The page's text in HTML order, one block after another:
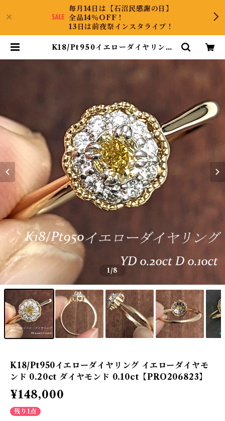
毎月14日は【石沼民感謝の日】
全品14％OFF！
13日は前夜祭インスタライブ！
K18/Pt950イエローダイヤリング
1/8
K18/Pt950イエローダイヤリング イエローダイヤモ
ンド 0.20ct ダイヤモンド 0.10ct【PRO206823】
¥148,000
残り1点